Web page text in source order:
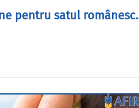
pentru satul românesc.